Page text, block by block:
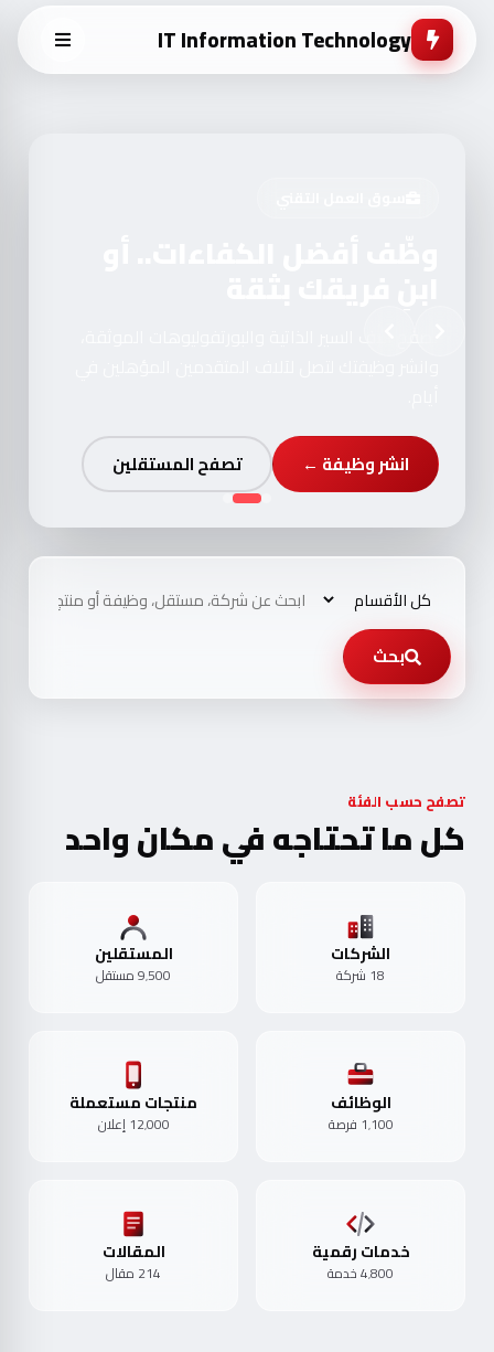
IT Information Technology
انشر وظيفة ← تصفح المستقلين
بحث
تصفح حسب الفئة
كل ما تحتاجه في مكان واحد
الشركات
18 شركة
المستقلين
9٬500 مستقل
الوظائف
1٬100 فرصة
منتجات مستعملة
12٬000 إعلان
خدمات رقمية
4٬800 خدمة
المقالات
214 مقال